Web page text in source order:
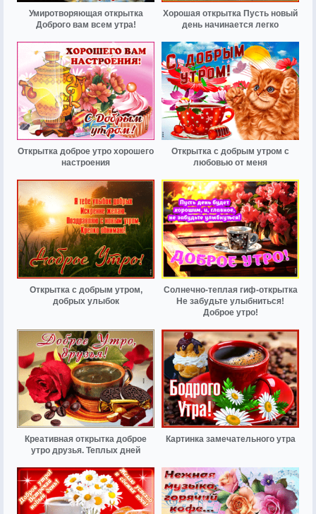
Умиротворяющая открытка
Доброго вам всем утра!
Хорошая открытка Пусть новый
день начинается легко
Открытка доброе утро хорошего
настроения
Открытка с добрым утром с
любовью от меня
Открытка с добрым утром,
добрых улыбок
Солнечно-теплая гиф-открытка
Не забудьте улыбниться!
Доброе утро!
Креативная открытка доброе
утро друзья. Теплых дней
Картинка замечательного утра